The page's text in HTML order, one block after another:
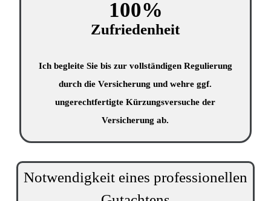
100%
Zufriedenheit
Ich begleite Sie bis zur vollständigen Regulierung
durch die Versicherung und wehre ggf.
ungerechtfertigte Kürzungsversuche der
Versicherung ab.
Notwendigkeit eines professionellen